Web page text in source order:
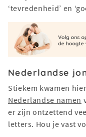
‘tevredenheid’ en
Nederlandse
Stiekem kwamen
Nederlandse namen
er zijn ontzettend
letters. Hou je vast